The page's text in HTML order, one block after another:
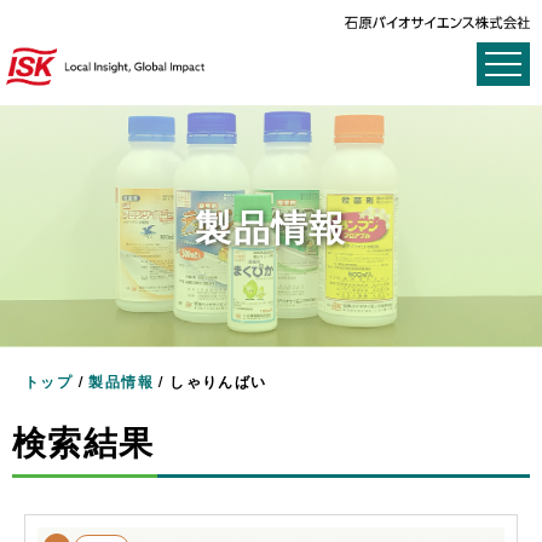
製品情報
トップ /製品情報 / しゃりんばい
検索結果